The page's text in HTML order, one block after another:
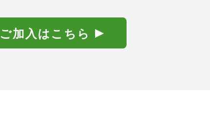
ご加入はこちら